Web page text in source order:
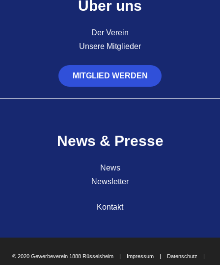
Über uns
Der Verein
Unsere Mitglieder
MITGLIED WERDEN
News & Presse
News
Newsletter
Kontakt
© 2020 Gewerbeverein 1888 Rüsselsheim | Impressum | Datenschutz |